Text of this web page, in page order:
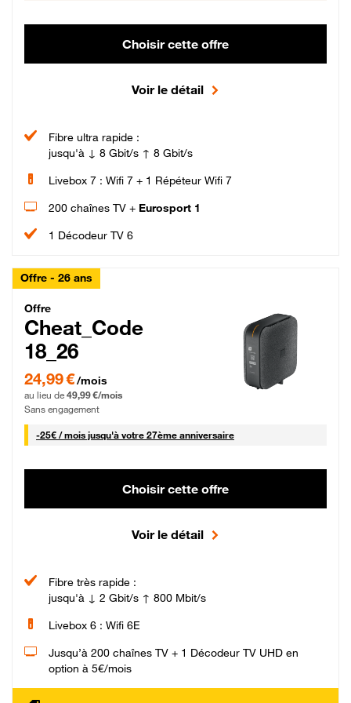
Choisir cette offre
Voir le détail
Fibre ultra rapide :
jusqu'à ↓ 8 Gbit/s ↑ 8 Gbit/s
Livebox 7 : Wifi 7 + 1 Répéteur Wifi 7
200 chaînes TV + Eurosport 1
1 Décodeur TV 6
Offre - 26 ans
Cheat_Code Fibre_18_26
Offre
Cheat_Code
18_26
24,99 € par mois pendant 0 mois puis 49,99 € par mois, Sans engagement
24,99 €/mois
au lieu de 49,99 €/mois
Sans engagement
-25€ / mois25 € par mois
jusqu'à votre 27ème anniversaire
Choisir cette offre
Voir le détail
Fibre très rapide :
jusqu'à ↓ 2 Gbit/s ↑ 800 Mbit/s
Livebox 6 : Wifi 6E
Jusqu’à 200 chaînes TV + 1 Décodeur TV UHD en
option à 5€/mois